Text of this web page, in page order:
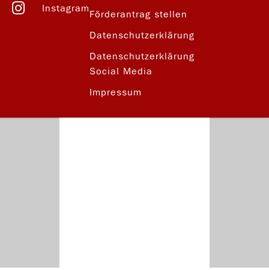
Instagram
Förderantrag stellen
Datenschutzerklärung
Datenschutzerklärung
Social Media
Impressum